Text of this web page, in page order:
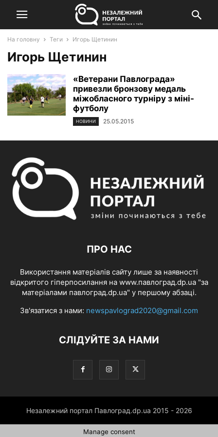
На головну Теги Игорь Щетинин
Игорь Щетинин
«Ветерани Павлограда»
привезли бронзову медаль
міжобласного турніру з міні-
футболу
НОВИНИ 25.05.2015
ПРО НАС
Використання матеріалів сайту лише за наявності
відкритого гіперпосилання на www.павлоград.dp.ua "за
матеріалами павлоград.dp.ua" у першому абзаці.
Зв'язатися з нами: newspavlograd2020@gmail.com
СЛІДУЙТЕ ЗА НАМИ
Незалежний портал Павлоград.dp.ua 2015 - 2026
Manage consent